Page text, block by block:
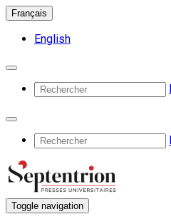
Français
English
Toggle navigation